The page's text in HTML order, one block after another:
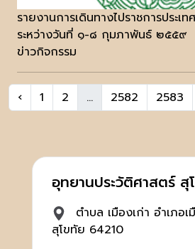
รายงานการเดินทางไปราชการประเ
ระหว่างวันที่ ๑-๘ กุมภาพันธ์ ๒๕๕๙
ข่าวกิจกรรม
‹ 1 2 ... 2582 2583
อุทยานประวัติศาสตร์ สุ
ตำบล เมืองเก่า อำเภอ
สุโขทัย 64210